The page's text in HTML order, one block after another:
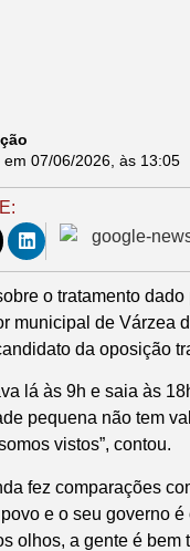
em 07/06/2026 , às 13:05
o tratamento
municipal de Várzea
da oposição
lá às 9h e saia às
pequena não tem
vistos”, contou.
fez comparações
e o seu governo
olhos, a gente é